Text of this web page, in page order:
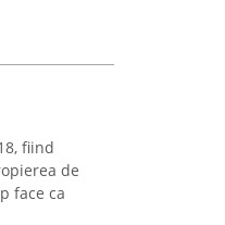
fiind
de
face ca